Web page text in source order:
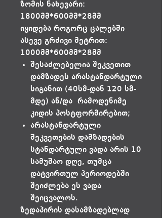
ზომის ნახევარი:
1800მმ*600მმ*28მმ
იყიდება როგორც ცალებში
ასევე გრძივი მეტრით:
1000მმ*600მმ*28მმ
შესაძლებელია შეკვეთით
დამზადეს არასტანდარტული
სიგანით (40სმ-დან 120 სმ-
მდე) ან/და რამოდენიმე
კიდის პოსტფორმირებით;
არასტანდარტული
შეკვეთების დამზადების
სტანდარტული ვადა არის 10
სამუშაო დღე, თუმცა
დატვირთულ პერიოდებში
შეიძლება ეს ვადა
შეიცვალოს.
ზედაპირის დასამზადებლად